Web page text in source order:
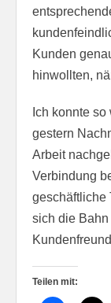
Kunden
hinwollten,
Ich konnte
gestern
Arbeit
Verbindung
geschäftliche
sich die
Teilen mit: